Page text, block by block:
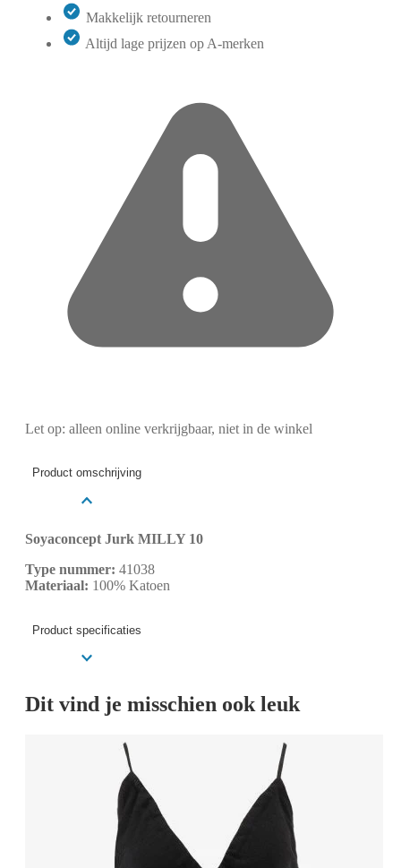
Makkelijk retourneren
Altijd lage prijzen op A-merken
Let op: alleen online verkrijgbaar, niet in de winkel
Product omschrijving
Soyaconcept Jurk MILLY 10
Type nummer: 41038
Materiaal: 100% Katoen
Product specificaties
Dit vind je misschien ook leuk